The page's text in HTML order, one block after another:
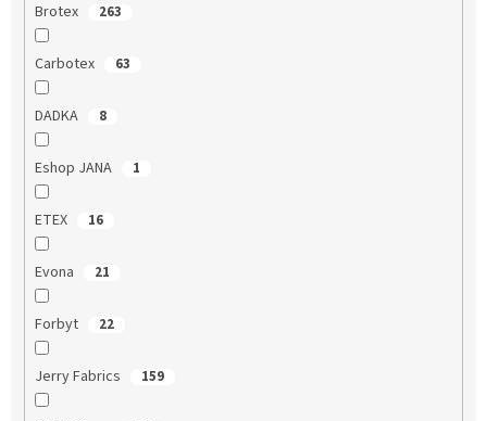
Brotex 263
Carbotex 63
DADKA 8
Eshop JANA 1
ETEX 16
Evona 21
Forbyt 22
Jerry Fabrics 159